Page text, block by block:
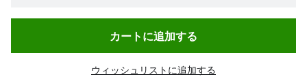
カートに追加する
ウィッシュリストに追加する